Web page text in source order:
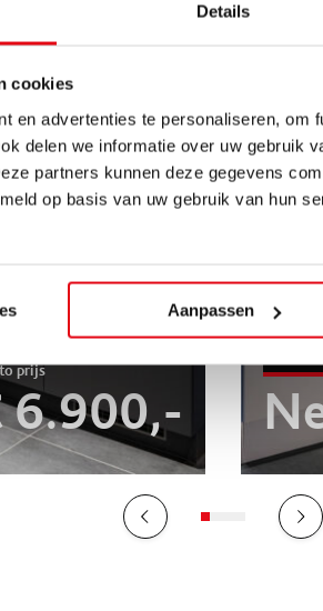
Details
cookies
en advertenties te personaliseren, om
delen we informatie over uw gebruik
partners kunnen deze gegevens
op basis van uw gebruik van hun
Aanpassen
6.900,-